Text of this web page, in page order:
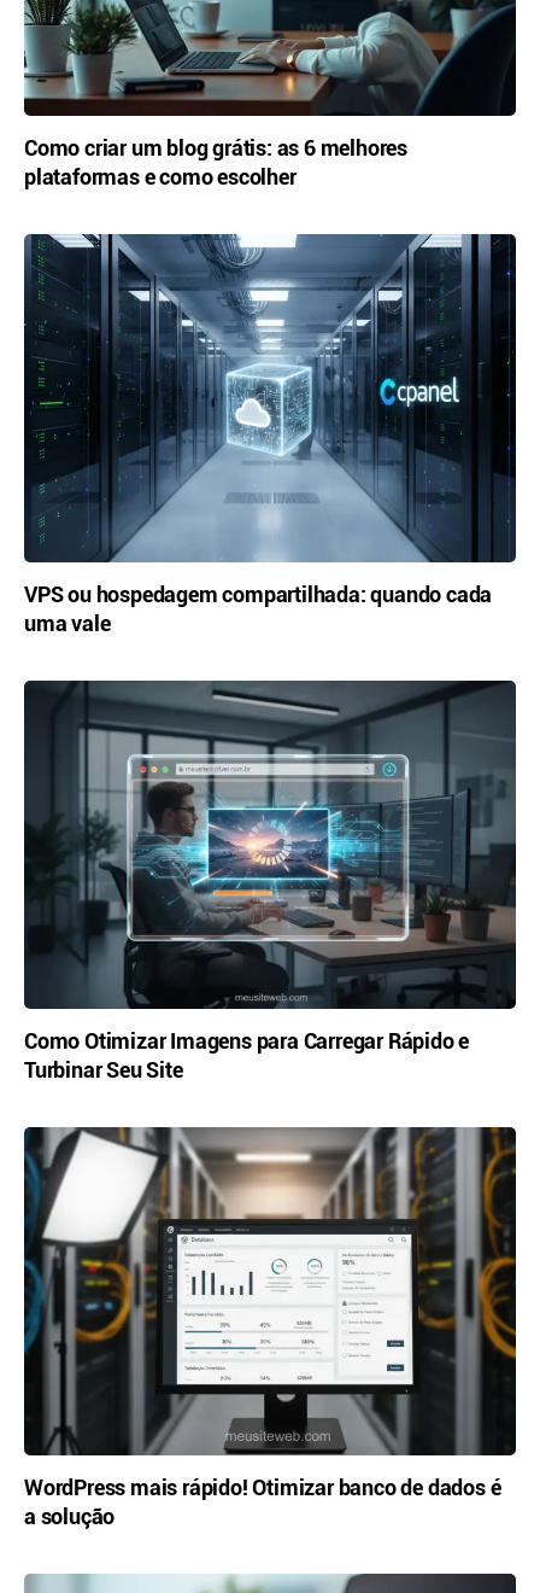
Como criar um blog grátis: as 6 melhores
plataformas e como escolher
VPS ou hospedagem compartilhada: quando cada
uma vale
Como Otimizar Imagens para Carregar Rápido e
Turbinar Seu Site
WordPress mais rápido! Otimizar banco de dados é
a solução